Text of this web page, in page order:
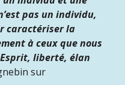
pas un individu,
caractériser la
à ceux que nous
liberté, élan
sur